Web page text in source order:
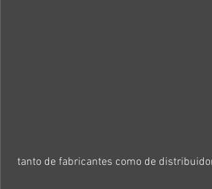
tanto de fabricantes como de